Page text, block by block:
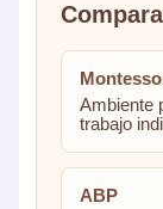
Ambiente
trabajo
ABP